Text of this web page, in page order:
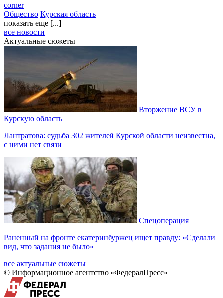
corner
Общество Курская область
показать еще [...]
все новости
Актуальные сюжеты
Вторжение ВСУ в
Курскую область
Лантратова: судьба 302 жителей Курской области неизвестна,
с ними нет связи
Спецоперация
Раненный на фронте екатеринбуржец ищет правду: «Сделали
вид, что задания не было»
все актуальные сюжеты
© Информационное агентство «ФедералПресс»